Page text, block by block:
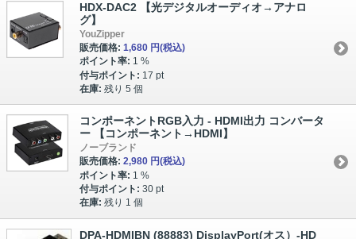
HDX-DAC2 【光デジタルオーディオ→アナロ
グ】
YouZipper
販売価格: 1,680 円(税込)
ポイント率: 1 %
付与ポイント: 17 pt
在庫: 残り 5 個
コンポーネントRGB入力 - HDMI出力 コンバータ
ー 【コンポーネント→HDMI】
ノーブランド
販売価格: 2,980 円(税込)
ポイント率: 1 %
付与ポイント: 30 pt
在庫: 残り 1 個
DPA-HDMIBN (88883) DisplayPort(オス）-HD